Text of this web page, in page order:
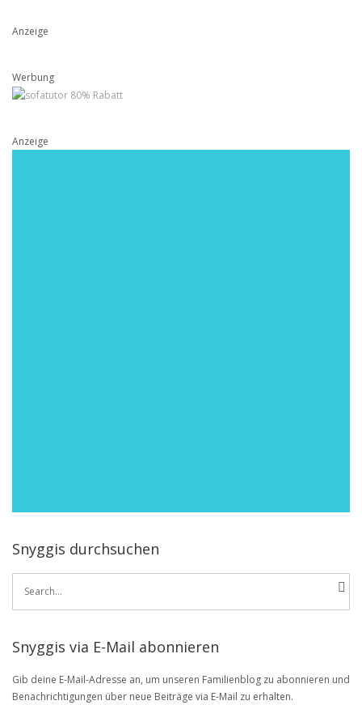
Anzeige
Werbung
Anzeige
Snyggis durchsuchen
Search
Snyggis via E-Mail abonnieren
Gib deine E-Mail-Adresse an, um unseren Familienblog zu abonnieren und
Benachrichtigungen über neue Beiträge via E-Mail zu erhalten.